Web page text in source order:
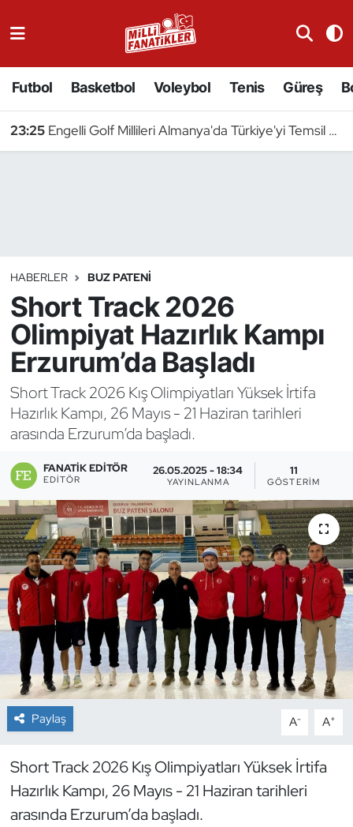
Futbol Basketbol Voleybol Tenis Güreş
23:25 Engelli Golf Millileri Almanya'da Türkiye'yi Temsil Edecek
HABERLER BUZ PATENI
Short Track 2026
Olimpiyat Hazırlık Kampı
Erzurum’da Başladı
Short Track 2026 Kış Olimpiyatları Yüksek İrtifa
Hazırlık Kampı, 26 Mayıs - 21 Haziran tarihleri
arasında Erzurum’da başladı.
FANATIK EDITÖR
EDITÖR
26.05.2025 - 18:34
YAYINLANMA
11
GÖSTERIM
Paylaş A- A+
Short Track 2026 Kış Olimpiyatları Yüksek İrtifa
Hazırlık Kampı, 26 Mayıs - 21 Haziran tarihleri
arasında Erzurum’da başladı.
Badminton
Binicilik
Bisiklet
Bocce Bowling Dart
Boks
Briç
Buz Hokeyi
Buz Pateni
Çim Hokeyi
Cimnastik
Curling
Dağcılık
Dövüş Sanatı